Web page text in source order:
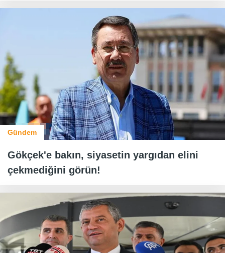
Gündem
Gökçek'e bakın, siyasetin yargıdan elini
çekmediğini görün!